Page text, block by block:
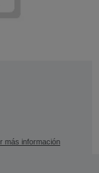
más información